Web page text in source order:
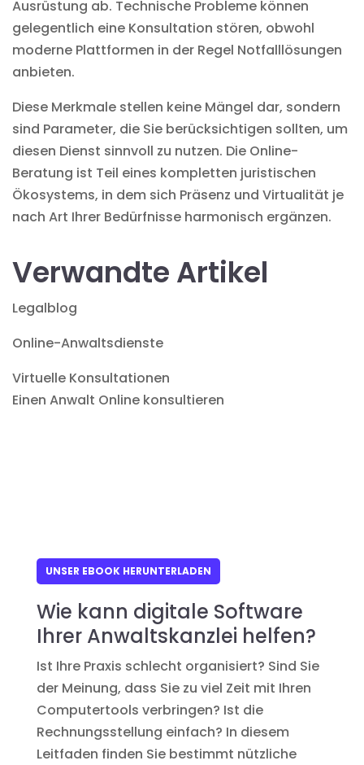
Ausrüstung ab. Technische Probleme können
gelegentlich eine Konsultation stören, obwohl
moderne Plattformen in der Regel Notfalllösungen
anbieten.
Diese Merkmale stellen keine Mängel dar, sondern
sind Parameter, die Sie berücksichtigen sollten, um
diesen Dienst sinnvoll zu nutzen. Die Online-
Beratung ist Teil eines kompletten juristischen
Ökosystems, in dem sich Präsenz und Virtualität je
nach Art Ihrer Bedürfnisse harmonisch ergänzen.
Verwandte Artikel
Legalblog
Online-Anwaltsdienste
Virtuelle Konsultationen
Einen Anwalt Online konsultieren
UNSER EBOOK HERUNTERLADEN
Wie kann digitale Software
Ihrer Anwaltskanzlei helfen?
Ist Ihre Praxis schlecht organisiert? Sind Sie
der Meinung, dass Sie zu viel Zeit mit Ihren
Computertools verbringen? Ist die
Rechnungsstellung einfach? In diesem
Leitfaden finden Sie bestimmt nützliche